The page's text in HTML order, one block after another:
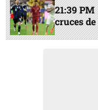
21:39 PM
cruces